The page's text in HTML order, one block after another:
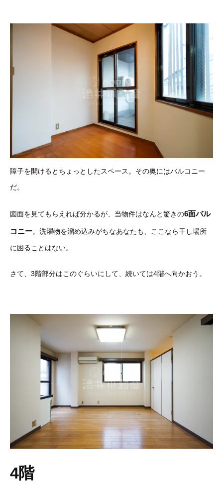
障子を開けるとちょっとしたスペース。その奥にはバルコニー
だ。
図面を見てもらえれば分かるが、当物件はなんと驚きの6面バル
コニー。洗濯物を溜め込みがちなあなたも、ここなら干し場所
に困ることはない。
さて、3階部分はこのぐらいにして、続いては4階へ向かおう。
4階